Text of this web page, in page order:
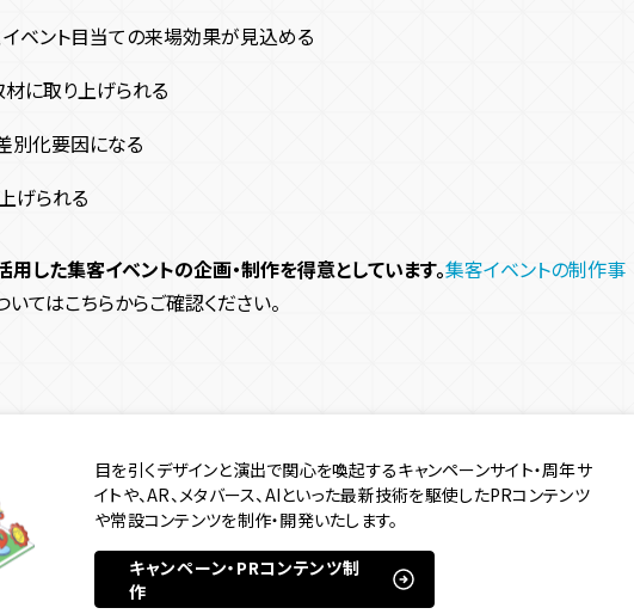
ベントコンテンツ
テンツ
ンツ
ンテンツ
の子供向けコンテンツ
設案内
ベントを企画する際のポイント
ベント目当ての来場効果が見込める
に取り上げられる
別化要因になる
げられる
した集客イベントの企画・制作を得意としています。集客イベントの制作事
いてはこちらからご確認ください。
目を引くデザインと演出で関心を喚起するキャンペーンサイト・周年サ
イトや、AR、メタバース、AIといった最新技術を駆使したPRコンテンツ
や常設コンテンツを制作・開発いたします。
キャンペーン・PRコンテンツ制
作